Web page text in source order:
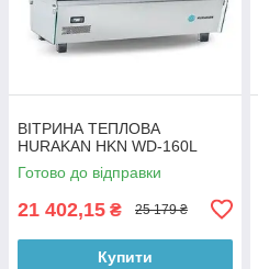
ВІТРИНА ТЕПЛОВА
HURAKAN HKN WD-160L
Готово до відправки
21 402,15 ₴ 25 179 ₴
Купити